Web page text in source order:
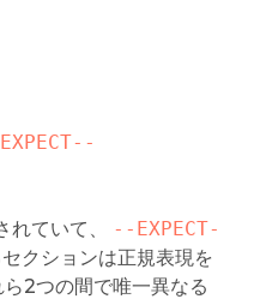
れていて、
--EXPECT-
クションは正規表現を
2つの間で唯一異なる